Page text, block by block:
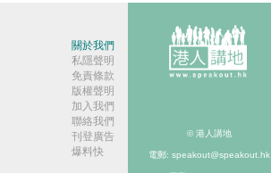
關於我們
私隱聲明
免責條款
版權聲明
加入我們
聯絡我們
刊登廣告
爆料快
© 港人講地
電郵: speakout@speakout.hk